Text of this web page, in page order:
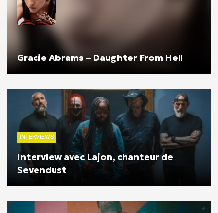
Gracie Abrams – Daughter From Hell
INTERVIEWS
Interview avec Lajon, chanteur de
Sevendust